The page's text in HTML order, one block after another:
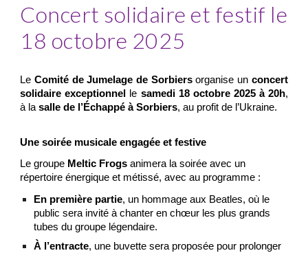
Concert solidaire et festif le
18 octobre 2025
LeComité de Jumelage de Sorbiersorganise un concert
solidaire exceptionnel
le samedi 18 octobre 2025 à 20h,
à lasalle de l’Échappé à Sorbiers, au profit de l’Ukraine.
Une soirée musicale engagée et festive
Le groupe Meltic Frogs animera la soirée avec un
répertoire énergique et métissé, avec au programme :
En première partie, un hommage aux Beatles, où le
public sera invité à chanter en chœur les plus grands
tubes du groupe légendaire.
À l’entracte, une buvette sera proposée pour prolonger